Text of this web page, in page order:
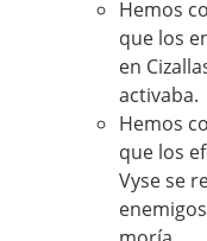
Hemos
que los
en
activaba.
Hemos
que los
Vyse se